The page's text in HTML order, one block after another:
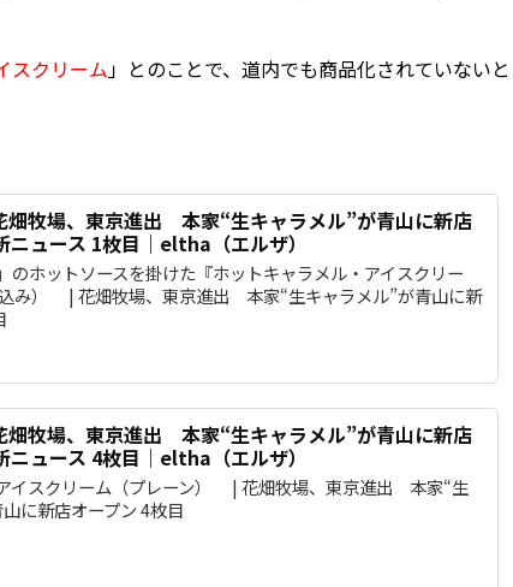
スクリーム」とのことで、道内でも商品化されていないと
畑牧場、東京進出 本家“生キャラメル”が青山に新店
ニュース 1枚目｜eltha（エルザ）
のホットソースを掛けた『ホットキャラメル・アイスクリー
み） | 花畑牧場、東京進出 本家“生キャラメル”が青山に新
畑牧場、東京進出 本家“生キャラメル”が青山に新店
ニュース 4枚目｜eltha（エルザ）
イスクリーム（プレーン） | 花畑牧場、東京進出 本家“生
に新店オープン 4枚目